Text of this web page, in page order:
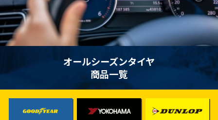
オールシーズンタイヤ
商品一覧
Goodyear YOKOHAMA TIRE DUNLOP